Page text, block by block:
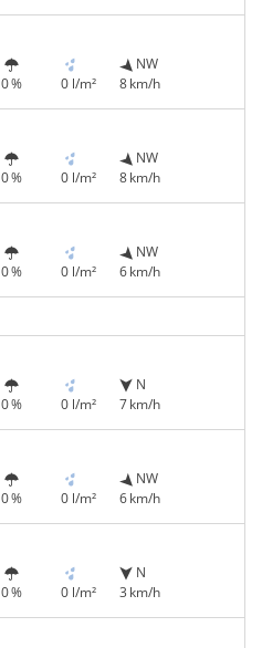
0 % 0 l/m²
NW
8 km/h
0 % 0 l/m²
NW
8 km/h
0 % 0 l/m²
NW
6 km/h
0 % 0 l/m²
N
7 km/h
0 % 0 l/m²
NW
6 km/h
0 % 0 l/m²
N
3 km/h